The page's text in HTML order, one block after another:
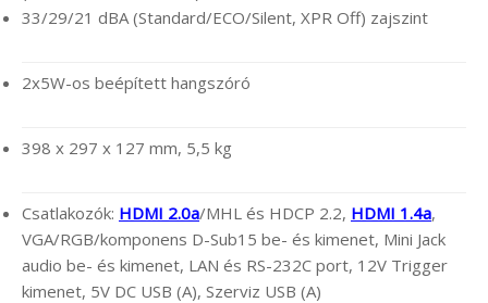
33/29/21 dBA (Standard/ECO/Silent, XPR Off) zajszint
2x5W-os beépített hangszóró
398 x 297 x 127 mm, 5,5 kg
Csatlakozók: HDMI 2.0a/MHL és HDCP 2.2, HDMI 1.4a,
VGA/RGB/komponens D-Sub15 be- és kimenet, Mini Jack
audio be- és kimenet, LAN és RS-232C port, 12V Trigger
kimenet, 5V DC USB (A), Szerviz USB (A)